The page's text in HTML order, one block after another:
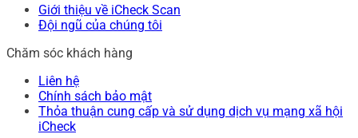
Giới thiệu về iCheck Scan
Đội ngũ của chúng tôi
Chăm sóc khách hàng
Liên hệ
Chính sách bảo mật
Thỏa thuận cung cấp và sử dụng dịch vụ mạng xã hội
iCheck